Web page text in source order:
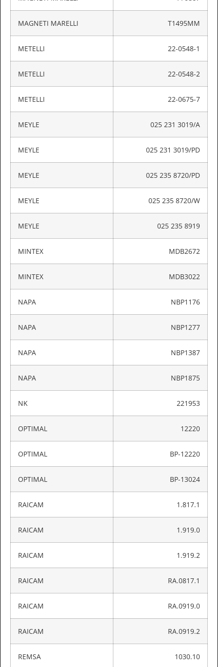
MAGNETI MARELLI T1495MM
METELLI 22-0548-1
METELLI 22-0548-2
METELLI 22-0675-7
MEYLE 025 231 3019/A
MEYLE 025 231 3019/PD
MEYLE 025 235 8720/PD
MEYLE 025 235 8720/W
MEYLE 025 235 8919
MINTEX MDB2672
MINTEX MDB3022
NAPA NBP1176
NAPA NBP1277
NAPA NBP1387
NAPA NBP1875
NK 221953
OPTIMAL 12220
OPTIMAL BP-12220
OPTIMAL BP-13024
RAICAM 1.817.1
RAICAM 1.919.0
RAICAM 1.919.2
RAICAM RA.0817.1
RAICAM RA.0919.0
RAICAM RA.0919.2
REMSA 1030.10